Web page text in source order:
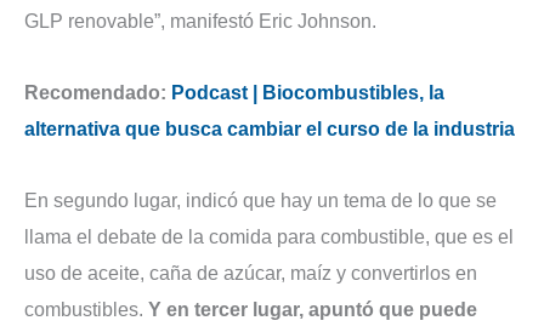
GLP renovable”, manifestó Eric Johnson.
Recomendado: Podcast | Biocombustibles, la
alternativa que busca cambiar el curso de la industria
En segundo lugar, indicó que hay un tema de lo que se
llama el debate de la comida para combustible, que es el
uso de aceite, caña de azúcar, maíz y convertirlos en
combustibles. Y en tercer lugar, apuntó que puede